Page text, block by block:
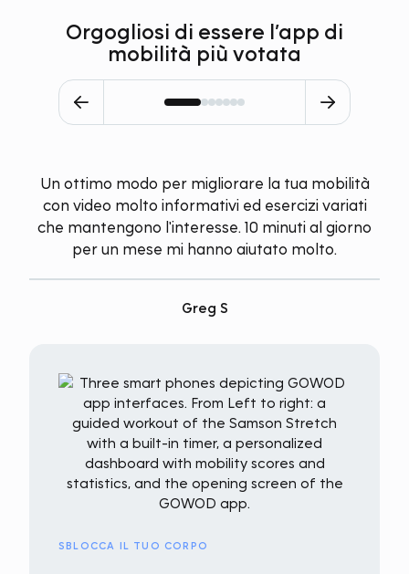
Orgogliosi di essere l’app di
mobilità più votata
Un ottimo modo per migliorare la tua mobilità
con video molto informativi ed esercizi variati
che mantengono l'interesse. 10 minuti al giorno
per un mese mi hanno aiutato molto.
Greg S
SBLOCCA IL TUO CORPO